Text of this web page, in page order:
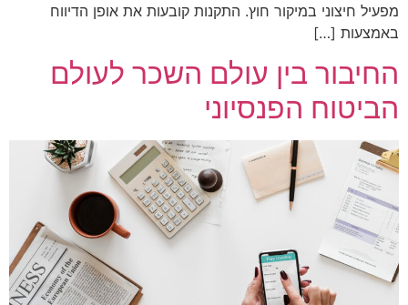
מפעיל חיצוני במיקור חוץ. התקנות קובעות את אופן הדיווח
באמצעות […]
החיבור בין עולם השכר לעולם
הביטוח הפנסיוני